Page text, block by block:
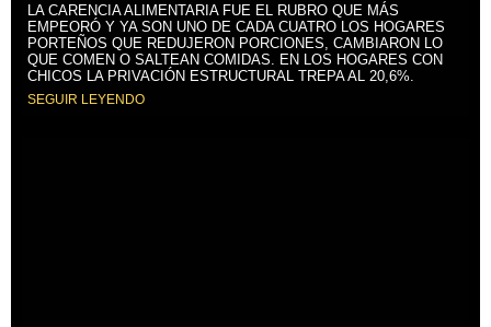
LA CARENCIA ALIMENTARIA FUE EL RUBRO QUE MÁS
EMPEORÓ Y YA SON UNO DE CADA CUATRO LOS HOGARES
PORTEÑOS QUE REDUJERON PORCIONES, CAMBIARON LO
QUE COMEN O SALTEAN COMIDAS. EN LOS HOGARES CON
CHICOS LA PRIVACIÓN ESTRUCTURAL TREPA AL 20,6%.
SEGUIR LEYENDO